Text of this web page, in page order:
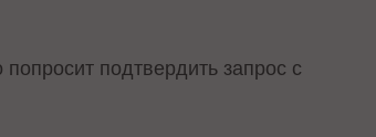
подтвердить запрос с